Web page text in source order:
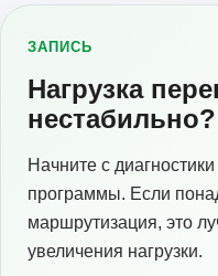
ЗАПИСЬ
Нагрузка
нестабильно?
Начните с
программы. Если
маршрутизация, это
увеличения нагрузки.